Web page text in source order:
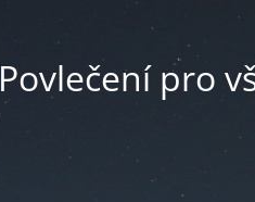
Povlečení pro